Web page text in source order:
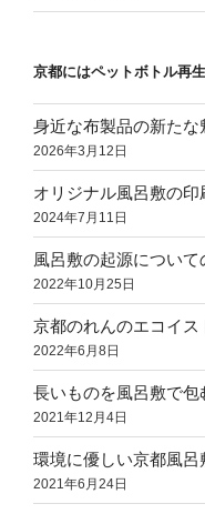
京都にはペットボトル再
身近な布製品の新たな
2026年3月12日
オリジナル風呂敷の
2024年7月11日
風呂敷の起源について
2022年10月25日
京都のれんのエコイス
2022年6月8日
長いものを風呂敷で包
2021年12月4日
環境に優しい京都風
2021年6月24日